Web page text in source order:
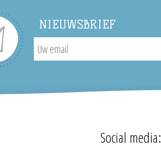
NIEUWSBRIEF
Social media: